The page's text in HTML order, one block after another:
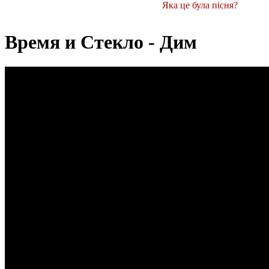
Яка це була пісня?
Время и Стекло - Дим